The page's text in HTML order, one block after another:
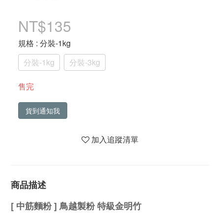
NT$135
規格 : 分裝-1kg
分裝-1kg
分裝-3kg
售完
貨到通知我
加入追蹤清單
商品描述
[ 中筋麵粉 ] 鳥越製粉 特級金明竹